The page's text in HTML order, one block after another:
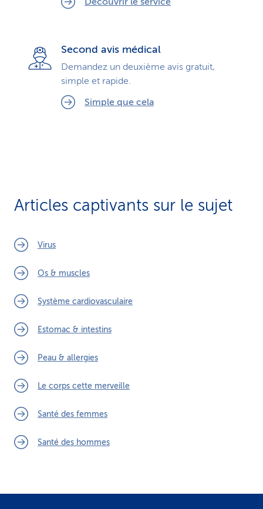
Second avis médical
Demandez un deuxième avis gratuit,
simple et rapide.
Simple que cela
Articles captivants sur le sujet
Virus
Os & muscles
Système cardiovasculaire
Estomac & intestins
Peau & allergies
Le corps cette merveille
Santé des femmes
Santé des hommes